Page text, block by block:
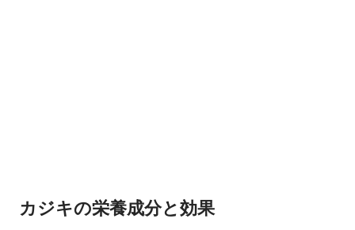
カジキの栄養成分と効果